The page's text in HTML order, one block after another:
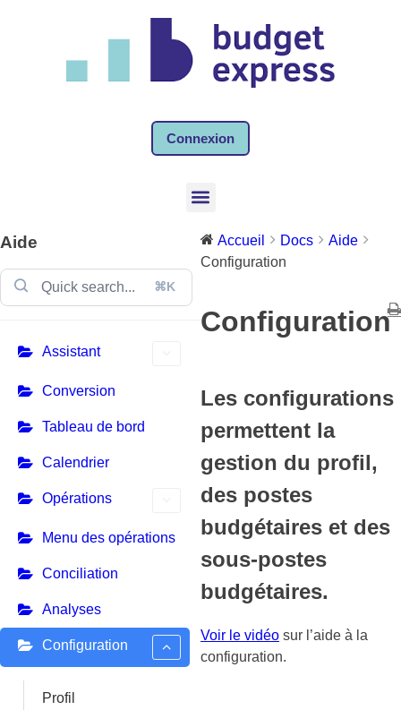
Connexion
Aide
⌘K
Assistant
Conversion
Tableau de bord
Calendrier
Opérations
Menu des opérations
Conciliation
Analyses
Configuration
Profil
Accueil Docs
Aide
Configuration
Configuration
Les configurations
permettent la
gestion du profil,
des postes
budgétaires et des
sous-postes
budgétaires.
Voir le vidéo sur l’aide à la
configuration.